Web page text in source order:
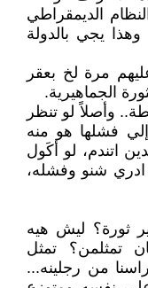
الديمقراطي
يجي بالدولة
مرة لخ بعقر
الجماهيرية.
وأصلاً لو تنظر
فشلها هو منه
اتندم، لو أكَول
شنو وفشله،
ثورة؟ ليش هيه
تمثلمن؟ تمثل
من رجلينه...